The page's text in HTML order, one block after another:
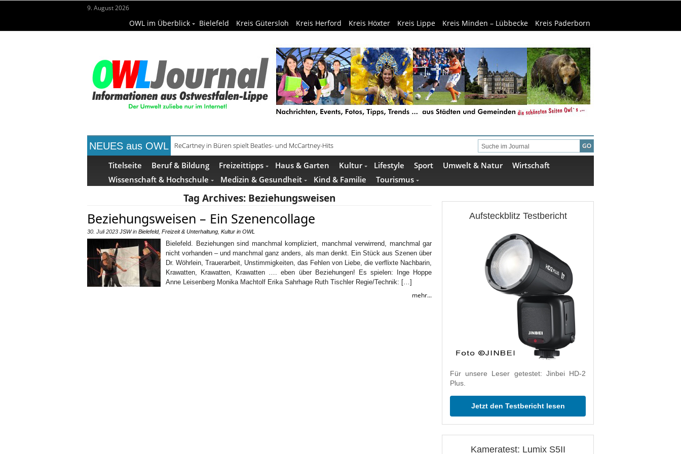
9. August 2026
OWL im Überblick Bielefeld Kreis Gütersloh Kreis Herford Kreis Höxter Kreis Lippe Kreis Minden – Lübbecke Kreis Paderborn
NEUES aus OWL ReCartney in Büren spielt Beatles- und McCartney-Hits
Titelseite Beruf & Bildung Freizeittipps Haus & Garten Kultur Lifestyle Sport Umwelt & Natur
Wirtschaft
Wissenschaft & Hochschule
Medizin & Gesundheit Kind & Familie Tourismus
Tag Archives: Beziehungsweisen
Beziehungsweisen – Ein Szenencollage
30. Juli 2023 JSWin Bielefeld, Freizeit & Unterhaltung Kultur in OWL
Bielefeld. Beziehungen sind manchmal kompliziert, manchmal verwirrend, manchmal gar
nicht vorhanden – und manchmal ganz anders, als man denkt. Ein Stück aus Szenen über
Dr. Wöhrlein, Trauerarbeit, Unstimmigkeiten, das Fehlen von Liebe, die verflixte Nachbarin,
Krawatten, Krawatten, Krawatten …. eben über Beziehungen! Es spielen: Inge Hoppe
Anne Leisenberg Monika Machtolf Erika Sahrhage Ruth Tischler Regie/Technik: […]
mehr...
Aufsteckblitz Testbericht
Für unsere Leser getestet: Jinbei HD-2
Plus.
Jetzt den Testbericht lesen
Kameratest: Lumix S5II